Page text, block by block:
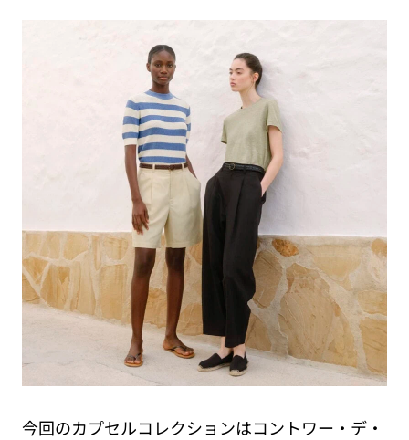
今回のカプセルコレクションはコントワー・デ・